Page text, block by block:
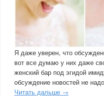
Я даже уверен, что
вот все думаю у них даже
женский бар под эгидой
обсуждение новостей не
Читать дальше →